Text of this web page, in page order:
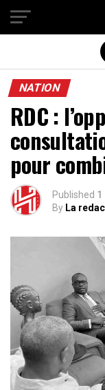
NATION
RDC :
pour
Published 1
By La